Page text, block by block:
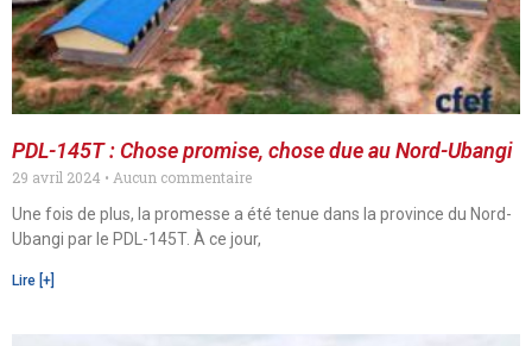
PDL-145T : Chose promise, chose due au Nord-Ubangi
29 avril 2024
Aucun commentaire
Une fois de plus, la promesse a été tenue dans la province du Nord-
Ubangi par le PDL-145T. À ce jour,
Lire [+]